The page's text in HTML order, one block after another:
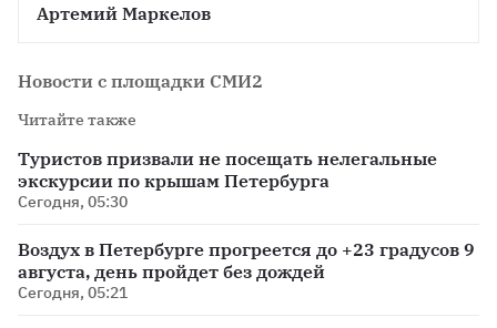
Артемий Маркелов
Новости с площадки СМИ2
Читайте также
Туристов призвали не посещать нелегальные
экскурсии по крышам Петербурга
Сегодня, 05:30
Воздух в Петербурге прогреется до +23 градусов 9
августа, день пройдет без дождей
Сегодня, 05:21